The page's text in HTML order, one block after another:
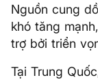
Nguồn cung
khó tăng
trợ bởi triển
Tại Trung